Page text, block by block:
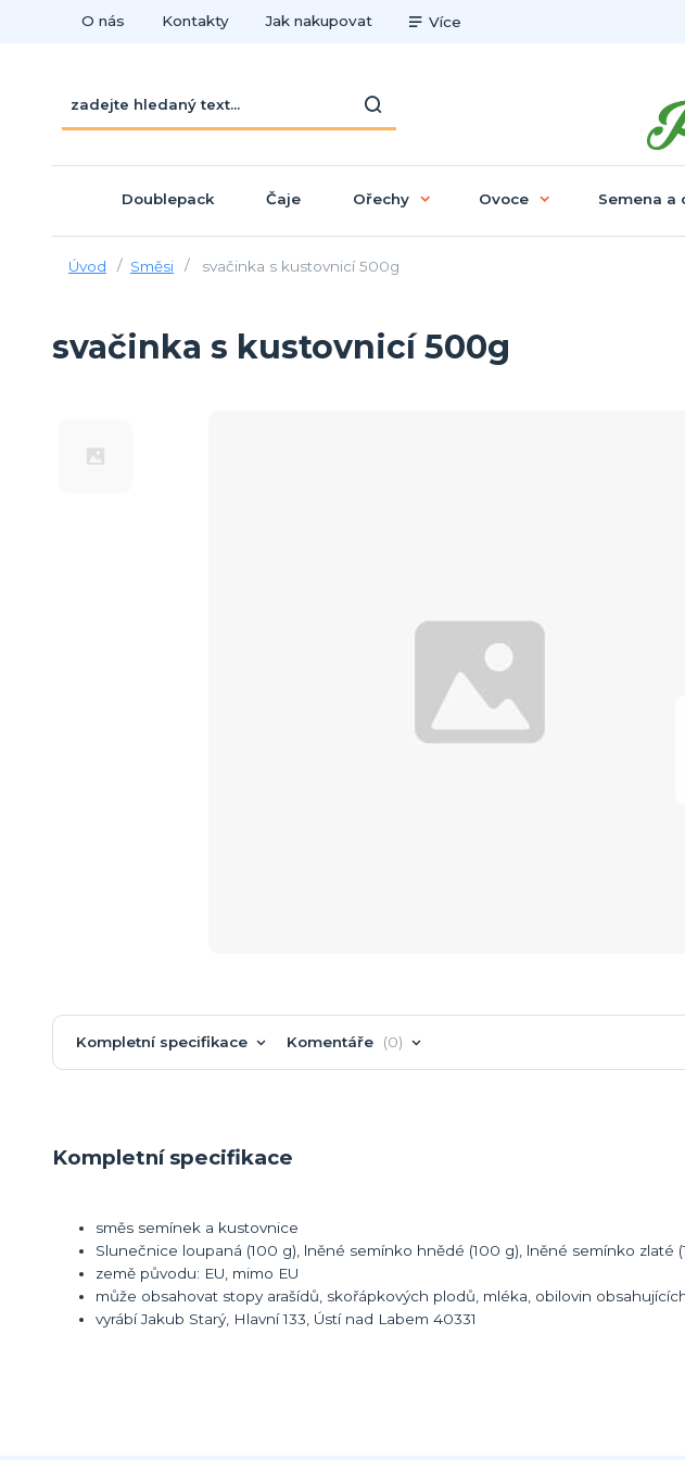
O nás Kontakty Jak nakupovat Více
Doublepack Čaje Ořechy Ovoce Semena a
Úvod Směsi svačinka s kustovnicí 500g
svačinka s kustovnicí 500g
Kompletní specifikace Komentáře 0
Kompletní specifikace
směs semínek a kustovnice
Slunečnice loupaná (100 g), lněné semínko hnědé (100 g), lněné semínko zlaté
země původu: EU, mimo EU
může obsahovat stopy arašídů, skořápkových plodů, mléka, obilovin
vyrábí Jakub Starý, Hlavní 133, Ústí nad Labem 40331